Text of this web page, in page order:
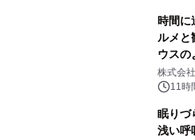
時間に
ルメと
ウスの
サウナ
得な素
株式会
11時
眠りづ
浅い呼